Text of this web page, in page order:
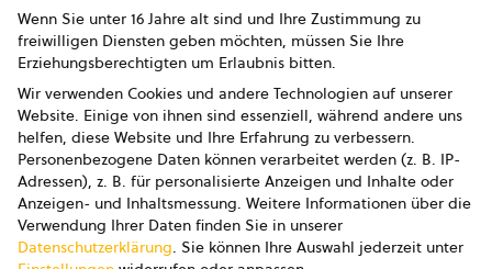
Impressum
Datenschutz
AGB
AGB Marketing GmbH
AGB Bildung
Newsletter
Wenn Sie unter 16 Jahre alt sind und Ihre Zustimmung zu
freiwilligen Diensten geben möchten, müssen Sie Ihre
Erziehungsberechtigten um Erlaubnis bitten.
Wir verwenden Cookies und andere Technologien auf unserer
Website. Einige von ihnen sind essenziell, während andere uns
helfen, diese Website und Ihre Erfahrung zu verbessern.
Personenbezogene Daten können verarbeitet werden (z. B. IP-
Adressen), z. B. für personalisierte Anzeigen und Inhalte oder
Anzeigen- und Inhaltsmessung. Weitere Informationen über die
Verwendung Ihrer Daten finden Sie in unserer
Datenschutzerklärung. Sie können Ihre Auswahl jederzeit unter